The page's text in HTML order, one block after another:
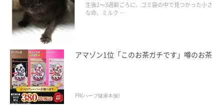
美しい黒猫に成長した姿にグッとくる
生後2〜3週齢ごろに、ゴミ袋の中で見つかった小さ
な命。ミルク …
アマゾン1位「このお茶ガチです」噂のお茶
PR(ハーブ健康本舗)